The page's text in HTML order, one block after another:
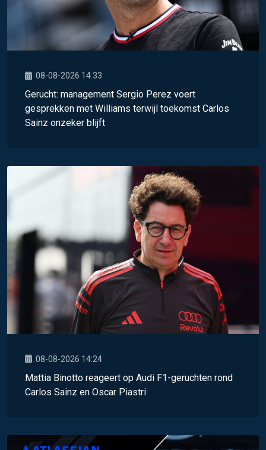
08-08-2026 14:33
Gerucht: management Sergio Perez voert
gesprekken met Williams terwijl toekomst Carlos
Sainz onzeker blijft
08-08-2026 14:24
Mattia Binotto reageert op Audi F1-geruchten rond
Carlos Sainz en Oscar Piastri